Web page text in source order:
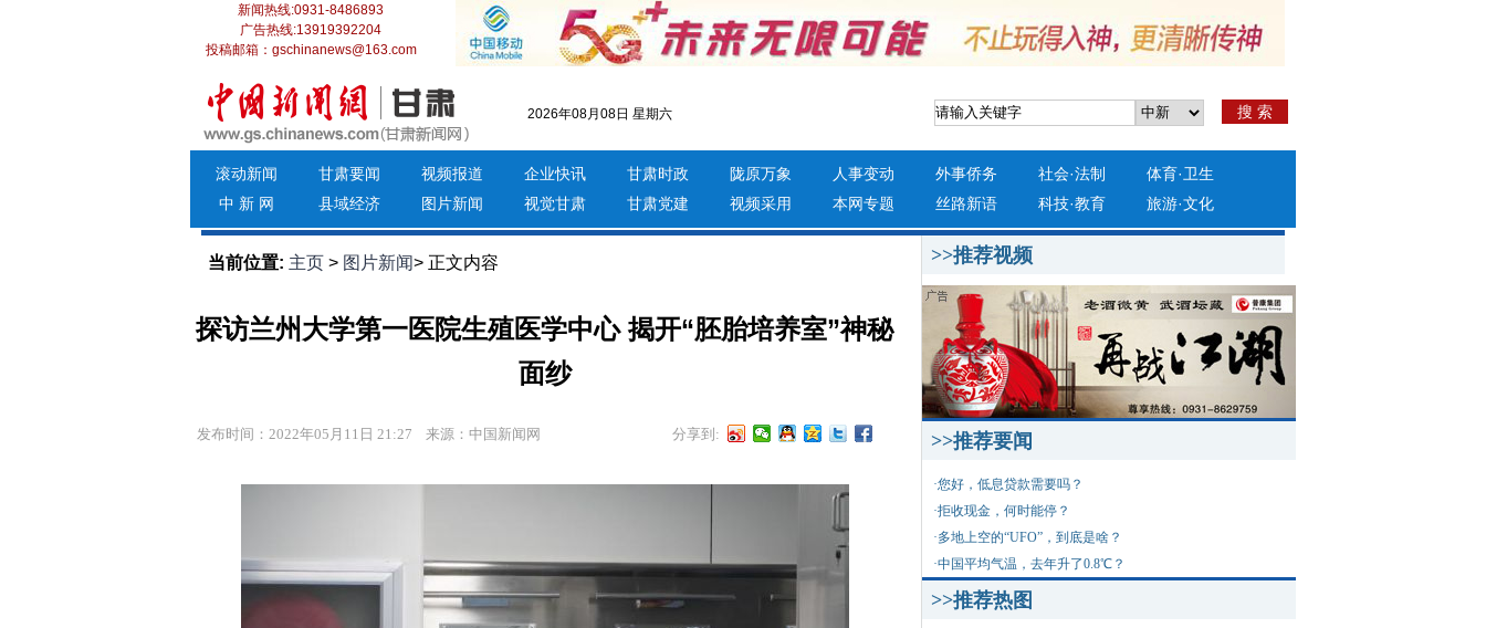
新闻热线:0931-8486893
广告热线:13919392204
投稿邮箱：gschinanews@163.com
2026年08月08日 星期六 搜 索
滚动新闻 甘肃要闻 视频报道 企业快讯 甘肃时政 陇原万象 人事变动 外事侨务 社会·法制 体育·卫生
中 新 网
县域经济 图片新闻 视觉甘肃 甘肃党建 视频采用 本网专题 丝路新语 科技·教育 旅游·文化
当前位置: 主页 > 图片新闻> 正文内容
探访兰州大学第一医院生殖医学中心 揭开“胚胎培养室”神秘
面纱
发布时间：2022年05月11日 21:27 来源：中国新闻网 分享到:
>>推荐视频
>>推荐要闻
·您好，低息贷款需要吗？
·拒收现金，何时能停？
·多地上空的“UFO”，到底是啥？
·中国平均气温，去年升了0.8℃？
>>推荐热图